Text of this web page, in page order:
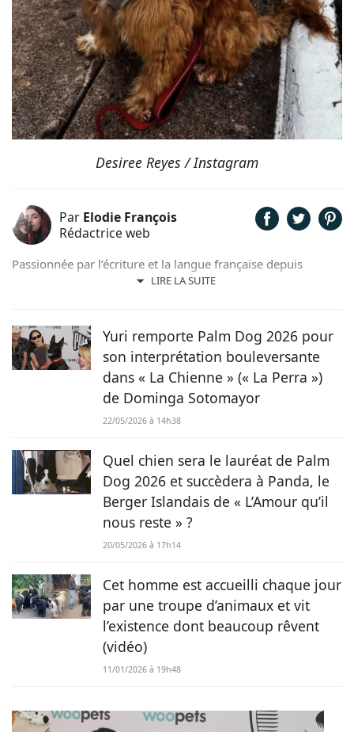
Desiree Reyes / Instagram
Par Elodie François
Rédactrice web
LIRE LA SUITE
Passionnée par l’écriture et la langue française depuis
toujours, j’aime jouer avec les mots et les faire vivre.
Yuri remporte Palm Dog 2026 pour
son interprétation bouleversante
dans « La Chienne » (« La Perra »)
de Dominga Sotomayor
22/05/2026 à 14h38
Quel chien sera le lauréat de Palm
Dog 2026 et succèdera à Panda, le
Berger Islandais de « L’Amour qu’il
nous reste » ?
20/05/2026 à 17h14
Cet homme est accueilli chaque jour
par une troupe d’animaux et vit
l’existence dont beaucoup rêvent
(vidéo)
11/01/2026 à 19h48